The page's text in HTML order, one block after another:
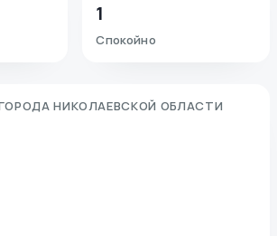
1
Спокойно
НИКОЛАЕВСКОЙ ОБЛАСТИ